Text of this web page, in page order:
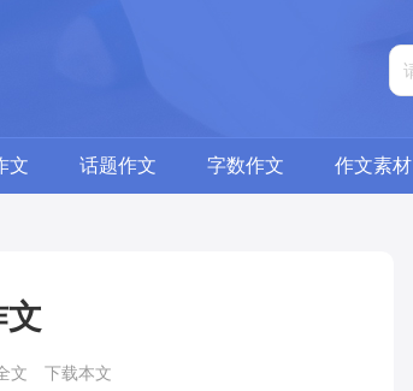
文 话题作文 字数作文 作文素材
文
文 下载本文